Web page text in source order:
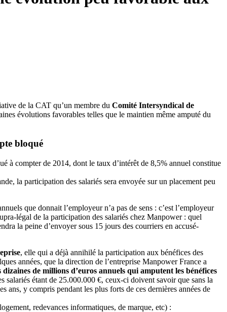
de la CAT qu’un membre du Comité Intersyndical de
évolutions favorables telles que le maintien même amputé du
bloqué
à compter de 2014, dont le taux d’intérêt de 8,5% annuel constitue
la participation des salariés sera envoyée sur un placement peu
que donnait l’employeur n’a pas de sens : c’est l’employeur
légal de la participation des salariés chez Manpower : quel
la peine d’envoyer sous 15 jours des courriers en accusé-
, elle qui a déjà annihilé la participation aux bénéfices des
années, que la direction de l’entreprise Manpower France a
de millions d’euros annuels qui amputent les bénéfices
étant de 25.000.000 €, ceux-ci doivent savoir que sans la
ans, y compris pendant les plus forts de ces dernières années de
redevances informatiques, de marque, etc) :